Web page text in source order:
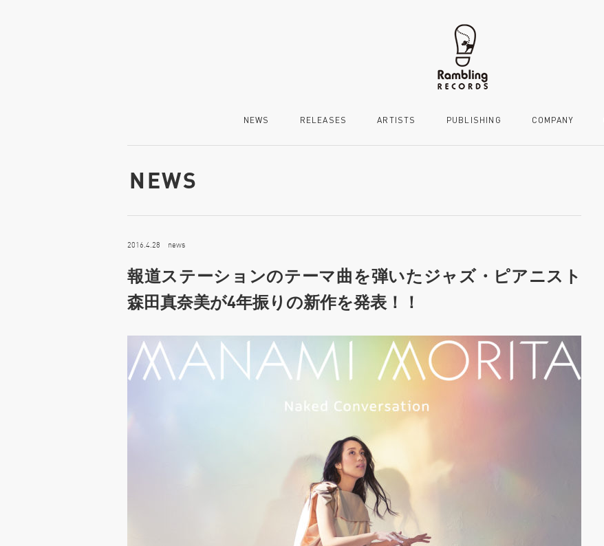
NEWS RELEASES ARTISTS PUBLISHING COMPANY
NEWS
2016.4.28 news
報道ステーションのテーマ曲を弾いたジャズ・ピアニスト
森田真奈美が4年振りの新作を発表！！